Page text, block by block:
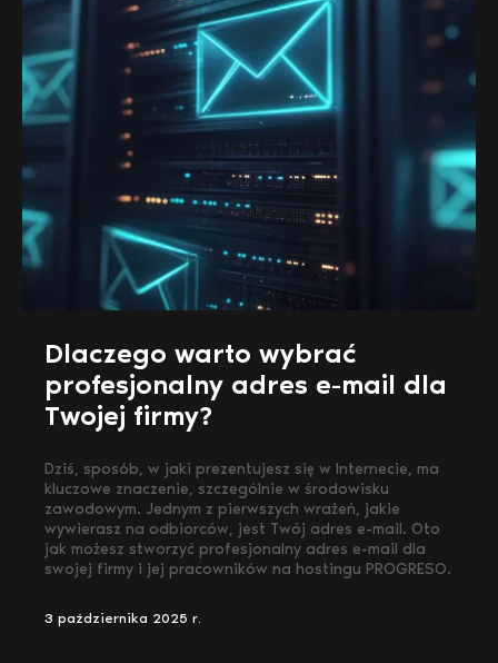
Dlaczego warto wybrać
profesjonalny adres e-mail dla
Twojej firmy?
Dziś, sposób, w jaki prezentujesz się w Internecie, ma
kluczowe znaczenie, szczególnie w środowisku
zawodowym. Jednym z pierwszych wrażeń, jakie
wywierasz na odbiorców, jest Twój adres e-mail. Oto
jak możesz stworzyć profesjonalny adres e-mail dla
swojej firmy i jej pracowników na hostingu PROGRESO.
3 października 2025 r.